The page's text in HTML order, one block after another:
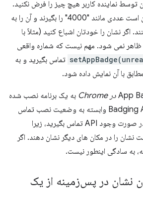
توسط نماینده کاربر هیچ چیز را فرض نکنید.
برخی از عوامل کاربر ممکن است عددی مانند "4000" را بگیرند و آن را به
کنند. اگر نشان را خودتان اشباع کنید (مثلاً با
روی "99")، "+" ظاهر نمی شود. مهم نیست که شماره واقعی
تماس بگیرید و به
با آن نمایش داده شود.
در Chrome
به یک برنامه نصب شده
نیاز دارد، شما نباید با Badging API وابسته به وضعیت نصب تماس
بگیرید. فقط کافی است در صورت وجود API تماس بگیرید، زیرا
نشان را در مکان های دیگر نشان دهند. اگر
به سادگی اینطور نیست.
نشان در پس‌زمینه از یک